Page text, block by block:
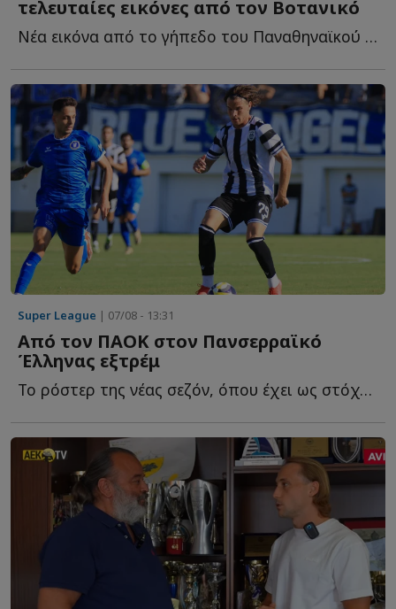
τελευταίες εικόνες από τον Βοτανικό
Νέα εικόνα από το γήπεδο του Παναθηναϊκού και τις εγκαταστάσεις τ...
Super League | 07/08 - 13:31
Από τον ΠΑΟΚ στον Πανσερραϊκό
Έλληνας εξτρέμ
Το ρόστερ της νέας σεζόν, όπου έχει ως στόχο την άμεση ε...